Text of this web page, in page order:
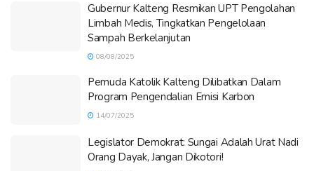
Gubernur Kalteng Resmikan UPT Pengolahan
Limbah Medis, Tingkatkan Pengelolaan
Sampah Berkelanjutan
08/08/2025
Pemuda Katolik Kalteng Dilibatkan Dalam
Program Pengendalian Emisi Karbon
14/07/2025
Legislator Demokrat: Sungai Adalah Urat Nadi
Orang Dayak, Jangan Dikotori!